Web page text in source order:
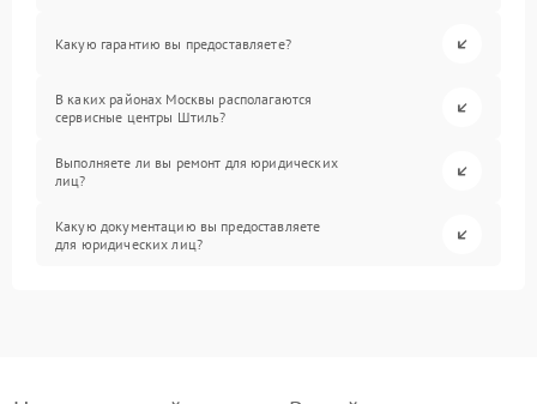
Какую гарантию вы предоставляете?
В каких районах Москвы располагаются
сервисные центры Штиль?
Выполняете ли вы ремонт для юридических
лиц?
Какую документацию вы предоставляете
для юридических лиц?